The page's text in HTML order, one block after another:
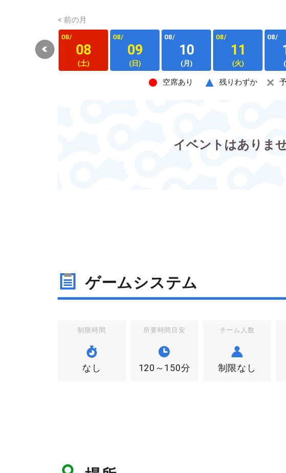
< 前の月
08/
08
(土)
08/
09
(日)
08/
10
(月)
08/
11
(火)
08/
空席あり 残りわずか
イベントはありま
ゲームシステム
制限時間
なし
所要時間目安
120～150分
チーム人数
制限なし